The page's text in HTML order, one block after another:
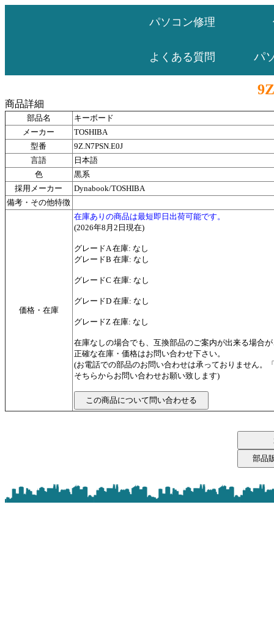
パソコン修理
よくある質問 パ
商品詳細
部品名
キーボード
メーカー
TOSHIBA
型番
9Z.N7PSN.E0J
言語
日本語
色
黒系
採用メーカー
Dynabook/TOSHIBA
備考・その他特徴
価格・在庫
在庫ありの商品は最短即日出荷可能です。
(2026年8月2日現在)
グレードA 在庫: なし
グレードB 在庫: なし
グレードC 在庫: なし
グレードD 在庫: なし
グレードZ 在庫: なし
在庫なしの場合でも、互換部品のご案内が出来る場合
正確な在庫・価格はお問い合わせ下さい。
(お電話での部品のお問い合わせは承っておりません。
そちらからお問い合わせお願い致します)